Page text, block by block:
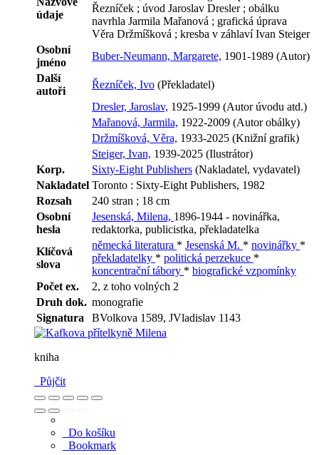
údaje
Řezníček ; úvod Jaroslav Dresler ; obálku
navrhla Jarmila Mařanová ; grafická úprava
Věra Držmíšková ; kresba v záhlaví Ivan Steiger
Osobní
jméno
Buber-Neumann, Margarete, 1901-1989 (Autor)
Další
autoři
Řezníček, Ivo (Překladatel)
Dresler, Jaroslav, 1925-1999 (Autor úvodu atd.)
Mařanová, Jarmila, 1922-2009 (Autor obálky)
Držmíšková, Věra, 1933-2025 (Knižní grafik)
Steiger, Ivan, 1939-2025 (Ilustrátor)
Korp.
Sixty-Eight Publishers (Nakladatel, vydavatel)
Nakladatel Toronto : Sixty-Eight Publishers, 1982
Rozsah
240 stran ; 18 cm
Osobní
hesla
Jesenská, Milena, 1896-1944 - novinářka,
redaktorka, publicistka, překladatelka
Klíčová
slova
německá literatura * Jesenská M. * novinářky *
překladatelky * politická perzekuce *
koncentrační tábory * biografické vzpomínky
Počet ex.
2, z toho volných 2
Druh dok. monografie
Signatura
BVolkova 1589, JVladislav 1143
kniha
Půjčit
Do košíku
Bookmark